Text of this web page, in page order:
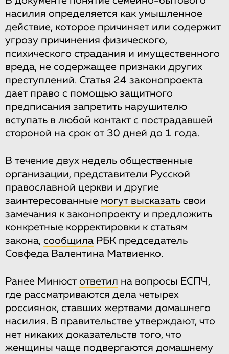
насилия определяется как умышленное
действие, которое причиняет или содержит
угрозу причинения физического,
психического страдания и имущественного
вреда, не содержащее признаки других
преступлений. Статья 24 законопроекта
дает право с помощью защитного
предписания запретить нарушителю
вступать в любой контакт с пострадавшей
стороной на срок от 30 дней до 1 года.
В течение двух недель общественные
организации, представители Русской
православной церкви и другие
заинтересованные могут высказать свои
замечания к законопроекту и предложить
конкретные корректировки к статьям
закона, сообщила РБК председатель
Совфеда Валентина Матвиенко.
Ранее Минюст ответил на вопросы ЕСПЧ,
где рассматриваются дела четырех
россиянок, ставших жертвами домашнего
насилия. В правительстве утверждают, что
нет никаких доказательств того, что
женщины чаще подвергаются домашнему